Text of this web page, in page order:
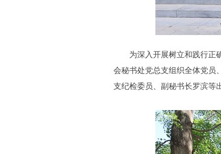
为深入开展树立和践行正确
会秘书处党总支组织全体党员
支纪检委员、副秘书长罗滨等